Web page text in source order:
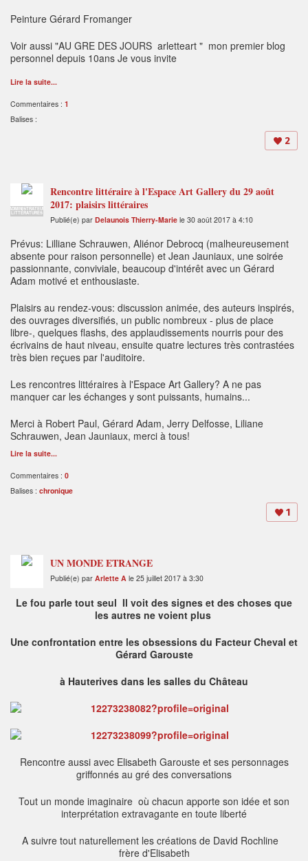
Peinture Gérard Fromanger
Voir aussi "AU GRE DES JOURS arletteart " mon premier blog
personnel depuis 10ans Je vous invite
Lire la suite...
Commentaires : 1
Balises :
2
ADMINISTRATEUR
LITTÉRATURES
Rencontre littéraire à l'Espace Art Gallery du 29 août
2017: plaisirs littéraires
Publié(e) par Delaunois Thierry-Marie le 30 août 2017 à 4:10
Prévus: Lilliane Schrauwen, Aliénor Debrocq (malheureusement
absente pour raison personnelle) et Jean Jauniaux, une soirée
passionnante, conviviale, beaucoup d'intérêt avec un Gérard
Adam motivé et enthousiaste.
Plaisirs au rendez-vous: discussion animée, des auteurs inspirés,
des ouvrages diversifiés, un public nombreux - plus de place
libre-, quelques flashs, des applaudissements nourris pour des
écrivains de haut niveau, ensuite quatre lectures très contrastées
très bien reçues par l'auditoire.
Les rencontres littéraires à l'Espace Art Gallery? A ne pas
manquer car les échanges y sont puissants, humains...
Merci à Robert Paul, Gérard Adam, Jerry Delfosse, Liliane
Schrauwen, Jean Jauniaux, merci à tous!
Lire la suite...
Commentaires : 0
Balises : chronique
1
UN MONDE ETRANGE
Publié(e) par Arlette A le 25 juillet 2017 à 3:30
Le fou parle tout seul Il voit des signes et des choses que
les autres ne voient plus
Une confrontation entre les obsessions du Facteur Cheval et
Gérard Garouste
à Hauterives dans les salles du Château
Rencontre aussi avec Elisabeth Garouste et ses personnages
griffonnés au gré des conversations
Tout un monde imaginaire où chacun apporte son idée et son
interprétation extravagante en toute liberté
A suivre tout naturellement les créations de David Rochline
frère d'Elisabeth